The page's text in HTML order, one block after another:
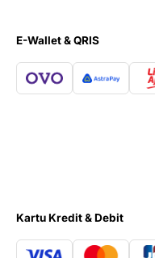
E-Wallet & QRIS
Kartu Kredit & Debit